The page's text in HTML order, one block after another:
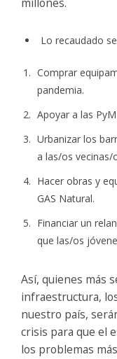
Lo recaudado
Comprar
pandemia.
Apoyar a las
Urbanizar los
a las/os vecinas/
Hacer obras y
GAS Natural.
Financiar un
que las/os
Así, quienes más
infraestructura,
nuestro país,
crisis para que el
los problemas